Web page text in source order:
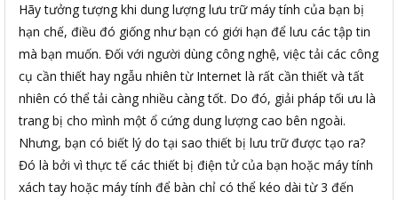
Hãy tưởng tượng khi dung lượng lưu trữ máy tính của bạn bị
hạn chế, điều đó giống như bạn có giới hạn để lưu các tập tin
mà bạn muốn. Đối với người dùng công nghệ, việc tải các công
cụ cần thiết hay ngẫu nhiên từ Internet là rất cần thiết và tất
nhiên có thể tải càng nhiều càng tốt. Do đó, giải pháp tối ưu là
trang bị cho mình một ổ cứng dung lượng cao bên ngoài.
Nhưng, bạn có biết lý do tại sao thiết bị lưu trữ được tạo ra?
Đó là bởi vì thực tế các thiết bị điện tử của bạn hoặc máy tính
xách tay hoặc máy tính để bàn chỉ có thể kéo dài từ 3 đến